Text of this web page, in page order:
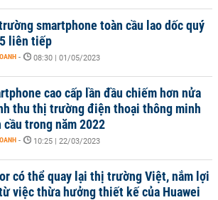
smartphone toàn cầu lao dốc quý
liên tiếp
- 08:30 | 01/05/2023
cao cấp lần đầu chiếm hơn nửa
thu thị trường điện thoại thông minh
cầu trong năm 2022
- 10:25 | 22/03/2023
có thể quay lại thị trường Việt, nắm lợi
việc thừa hưởng thiết kế của Huawei